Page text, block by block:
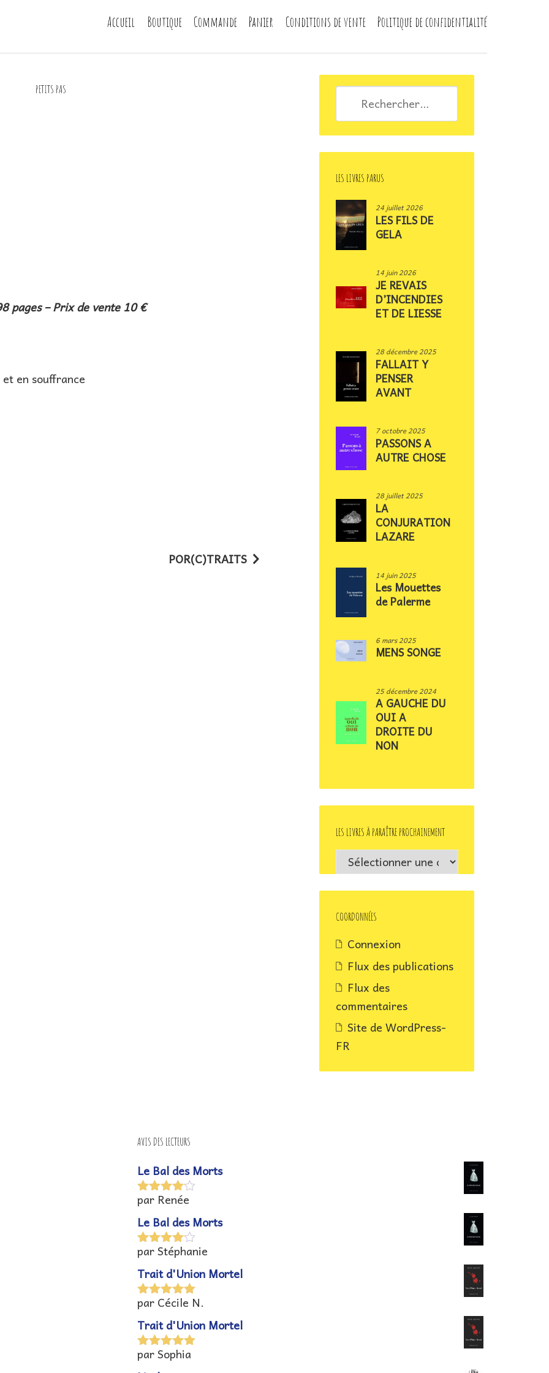
Accueil Boutique Commande Panier Conditions de vente Politique de confidentialité
PETITS PAS
pages – Prix de vente 10 €
en souffrance
POR(C)TRAITS
LES LIVRES PARUS
24 juillet 2026
LES FILS DE
GELA
14 juin 2026
JE REVAIS
D’INCENDIES
ET DE LIESSE
28 décembre 2025
FALLAIT Y
PENSER
AVANT
7 octobre 2025
PASSONS A
AUTRE CHOSE
28 juillet 2025
LA
CONJURATION
LAZARE
14 juin 2025
Les Mouettes
de Palerme
6 mars 2025
MENS SONGE
25 décembre 2024
A GAUCHE DU
OUI A
DROITE DU
NON
LES LIVRES À PARAÎTRE PROCHAINEMENT
Les
livres
à
paraître
COORDONNÉES
Connexion
Flux des publications
Flux des
commentaires
Site de WordPress-
FR
AVIS DES LECTEURS
Le Bal des Morts
Note4
par Renée
Le Bal des Morts
Note4
par Stéphanie
Trait d'Union Mortel
Note5sur
par Cécile N.
Trait d'Union Mortel
Note5sur
par Sophia